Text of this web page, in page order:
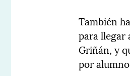
También
para llegar
Griñán, y
por